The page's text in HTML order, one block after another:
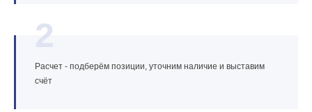
2
Расчет - подберём позиции, уточним наличие и выставим
счёт